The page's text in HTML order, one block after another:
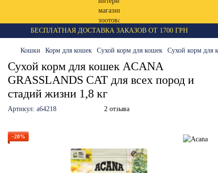
БЕСПЛАТНАЯ ДОСТАВКА ЗАКАЗОВ ОТ 1700 ГРН
Кошки Корм для кошек Сухой корм для кошек Сухой корм для
Сухой корм для кошек ACANA
GRASSLANDS CAT для всех пород и
стадий жизни 1,8 кг
Артикул: a64218 2 отзыва
−20%